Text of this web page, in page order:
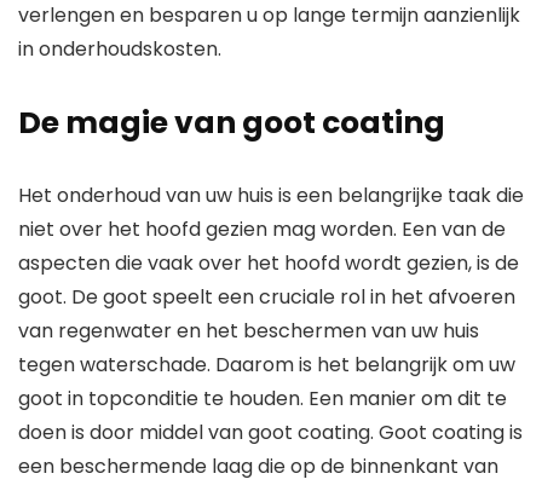
verlengen en besparen u op lange termijn aanzienlijk
in onderhoudskosten.
De magie van goot coating
Het onderhoud van uw huis is een belangrijke taak die
niet over het hoofd gezien mag worden. Een van de
aspecten die vaak over het hoofd wordt gezien, is de
goot. De goot speelt een cruciale rol in het afvoeren
van regenwater en het beschermen van uw huis
tegen waterschade. Daarom is het belangrijk om uw
goot in topconditie te houden. Een manier om dit te
doen is door middel van goot coating. Goot coating is
een beschermende laag die op de binnenkant van